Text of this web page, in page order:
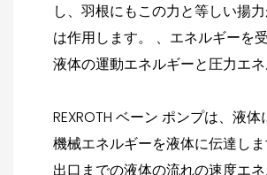
し、羽根にもこの力と等しい揚
は作用します。 、エネルギーを
液体の運動エネルギーと圧力エネ
REXROTH ベーン ポンプは、液
機械エネルギーを液体に伝達し
出口までの液体の流れの速度エ